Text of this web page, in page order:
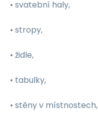
• svatební haly,
• stropy,
• židle,
• tabulky,
• stěny v místnostech,